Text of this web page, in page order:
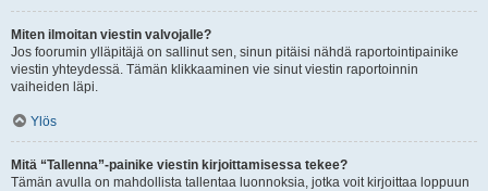
Miten ilmoitan viestin valvojalle?
Jos foorumin ylläpitäjä on sallinut sen, sinun pitäisi nähdä raportointipainike
viestin yhteydessä. Tämän klikkaaminen vie sinut viestin raportoinnin
vaiheiden läpi.
Ylös
Mitä “Tallenna”-painike viestin kirjoittamisessa tekee?
Tämän avulla on mahdollista tallentaa luonnoksia, jotka voit kirjoittaa loppuun